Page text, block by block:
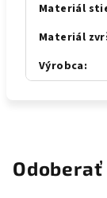
Materiál
Materiál
Výrobca: